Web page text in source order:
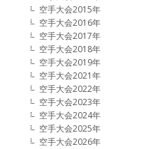
空手大会2015年
空手大会2016年
空手大会2017年
空手大会2018年
空手大会2019年
空手大会2021年
空手大会2022年
空手大会2023年
空手大会2024年
空手大会2025年
空手大会2026年